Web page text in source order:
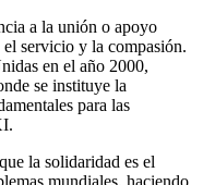
a la unión o apoyo
el servicio y la compasión.
en el año 2000,
se instituye la
para las
la solidaridad es el
mundiales, haciendo